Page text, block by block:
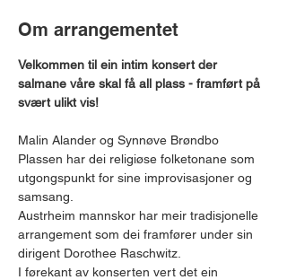
Om arrangementet
Velkommen til ein intim konsert der
salmane våre skal få all plass - framført på
svært ulikt vis!
Malin Alander og Synnøve Brøndbo
Plassen har dei religiøse folketonane som
utgongspunkt for sine improvisasjoner og
samsang.
Austrheim mannskor har meir tradisjonelle
arrangement som dei framfører under sin
dirigent Dorothee Raschwitz.
I førekant av konserten vert det ein